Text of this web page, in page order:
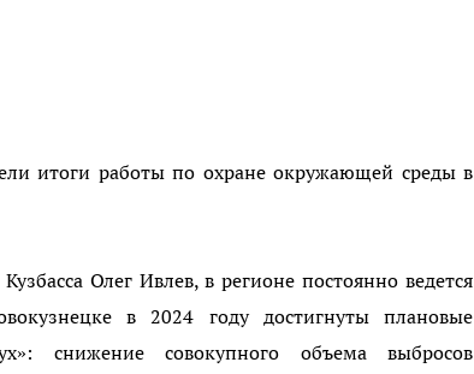
итоги работы по охране окружающей среды в
Олег Ивлев, в регионе постоянно ведется
в 2024 году достигнуты плановые
снижение совокупного объема выбросов